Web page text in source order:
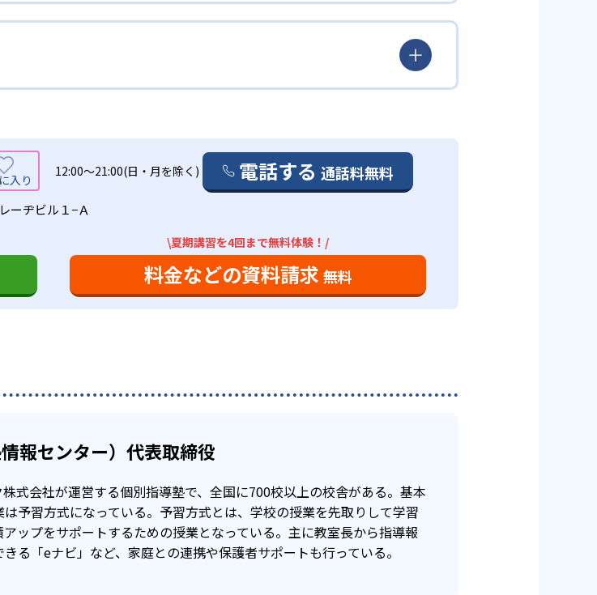
。基本を理解していないと判断した場合は、前の単元へさかのぼり、
き直し。さらに、覚えた単元は家庭学習や自習室で、最低でも3回（小
）
版社別に作成
小学生の算数と中学生6科目については、自社で作ったテキスト「ナ
ため、学校の定期テスト対策に向いている。問題は基礎から応用問題ま
）の授業料が無料となる。※英語は保証対象外
成績アップだ。「＋20点の成績保証」などを謳うなど、中学校の定期テ
を組み立てることができるので、自分のペースで勉強できる。高校コー
自分のペースで進めることで、受験対策ができる。個別授業は、学校
質問できるので、自分の弱点を克服できる。
受けられること。学校の授業の補習や定期テストの対策のほか、集団
細かく対応しており、成績保証制度もあるのが特徴だ。
ナルテキストによる授業が中心となる。書店で売っている書籍や、他塾
室に問い合わせよう。
い。志望校への実績があるかどうかは、通う予定の教室に問い合わせた
12:00～21:00(日・月を除く) 電話する 通話料無料
ーヂビル１−Ａ
\夏期講習を4回まで無料体験！/
料金などの資料請求 無料
報センター）代表取締役
式会社が運営する個別指導塾で、全国に700校以上の校舎がある。基本
予習方式になっている。予習方式とは、学校の授業を先取りして学習
ップをサポートするための授業となっている。主に教室長から指導報
る「eナビ」など、家庭との連携や保護者サポートも行っている。